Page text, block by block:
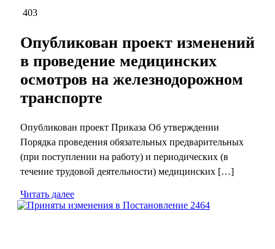
403
Опубликован проект изменений
в проведение медицинских
осмотров на железнодорожном
транспорте
Опубликован проект Приказа Об утверждении
Порядка проведения обязательных предварительных
(при поступлении на работу) и периодических (в
течение трудовой деятельности) медицинских […]
Читать далее